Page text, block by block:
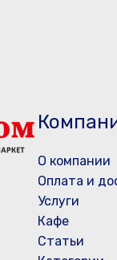
О компании
Оплата и
Услуги
Кафе
Статьи